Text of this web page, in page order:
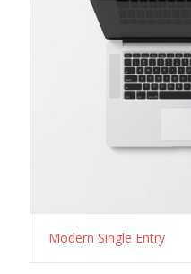
Modern Single Entry